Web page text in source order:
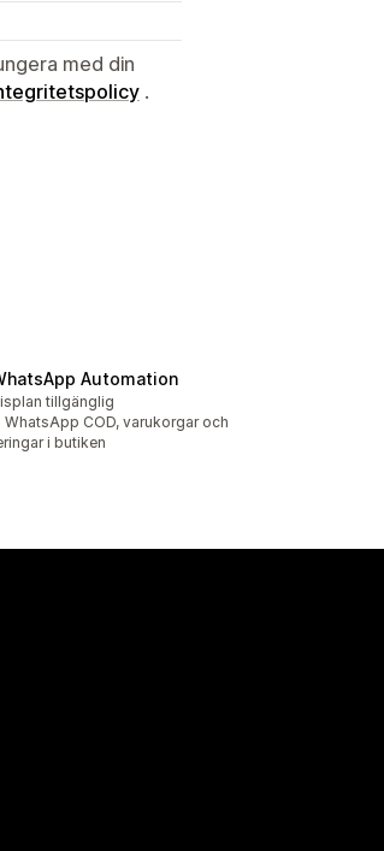
med din
.
Automation
totalt tillgänglig
COD, varukorgar och
i butiken